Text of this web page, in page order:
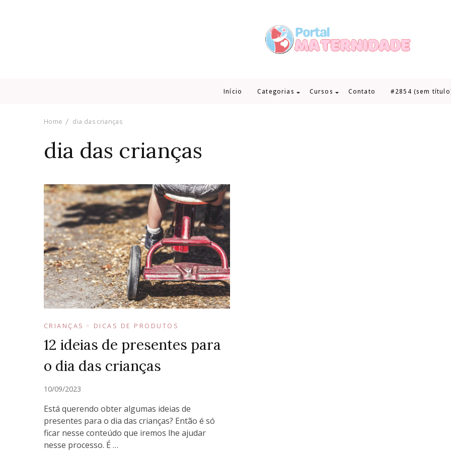
Início Categorias Cursos Contato #2854 (sem
Home dia das crianças
dia das crianças
CRIANÇAS DICAS DE PRODUTOS
12 ideias de presentes para
o dia das crianças
10/09/2023
Está querendo obter algumas ideias de
presentes para o dia das crianças? Então é só
ficar nesse conteúdo que iremos lhe ajudar
nesse processo. É …